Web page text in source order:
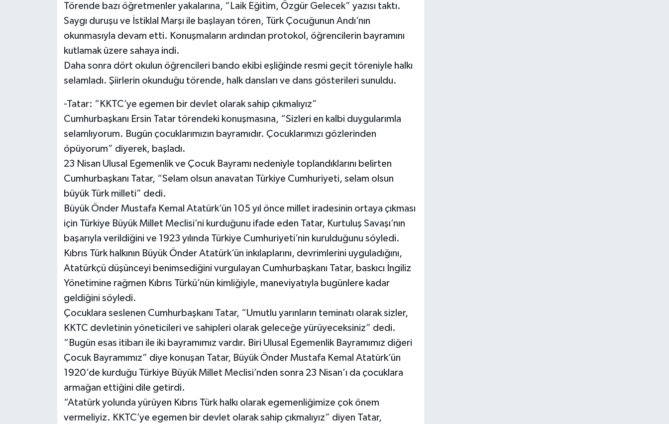
Törende bazı öğretmenler yakalarına, “Laik Eğitim, Özgür Gelecek” yazısı taktı.
Saygı duruşu ve İstiklal Marşı ile başlayan tören, Türk Çocuğunun Andı’nın
okunmasıyla devam etti. Konuşmaların ardından protokol, öğrencilerin bayramını
kutlamak üzere sahaya indi.
Daha sonra dört okulun öğrencileri bando ekibi eşliğinde resmi geçit töreniyle halkı
selamladı. Şiirlerin okunduğu törende, halk dansları ve dans gösterileri sunuldu.
-Tatar: “KKTC’ye egemen bir devlet olarak sahip çıkmalıyız”
Cumhurbaşkanı Ersin Tatar törendeki konuşmasına, “Sizleri en kalbi duygularımla
selamlıyorum. Bugün çocuklarımızın bayramıdır. Çocuklarımızı gözlerinden
öpüyorum” diyerek, başladı.
23 Nisan Ulusal Egemenlik ve Çocuk Bayramı nedeniyle toplandıklarını belirten
Cumhurbaşkanı Tatar, “Selam olsun anavatan Türkiye Cumhuriyeti, selam olsun
büyük Türk milleti” dedi.
Büyük Önder Mustafa Kemal Atatürk’ün 105 yıl önce millet iradesinin ortaya çıkması
için Türkiye Büyük Millet Meclisi’ni kurduğunu ifade eden Tatar, Kurtuluş Savaşı’nın
başarıyla verildiğini ve 1923 yılında Türkiye Cumhuriyeti’nin kurulduğunu söyledi.
Kıbrıs Türk halkının Büyük Önder Atatürk’ün inkılaplarını, devrimlerini uyguladığını,
Atatürkçü düşünceyi benimsediğini vurgulayan Cumhurbaşkanı Tatar, baskıcı İngiliz
Yönetimine rağmen Kıbrıs Türkü’nün kimliğiyle, maneviyatıyla bugünlere kadar
geldiğini söyledi.
Çocuklara seslenen Cumhurbaşkanı Tatar, “Umutlu yarınların teminatı olarak sizler,
KKTC devletinin yöneticileri ve sahipleri olarak geleceğe yürüyeceksiniz” dedi.
“Bugün esas itibarı ile iki bayramımız vardır. Biri Ulusal Egemenlik Bayramımız diğeri
Çocuk Bayramımız” diye konuşan Tatar, Büyük Önder Mustafa Kemal Atatürk’ün
1920’de kurduğu Türkiye Büyük Millet Meclisi’nden sonra 23 Nisan’ı da çocuklara
armağan ettiğini dile getirdi.
“Atatürk yolunda yürüyen Kıbrıs Türk halkı olarak egemenliğimize çok önem
vermeliyiz. KKTC’ye egemen bir devlet olarak sahip çıkmalıyız” diyen Tatar,